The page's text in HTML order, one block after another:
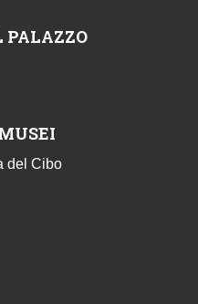
PALAZZO
del Cibo